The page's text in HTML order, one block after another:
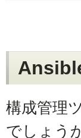
構成管理
でしょう